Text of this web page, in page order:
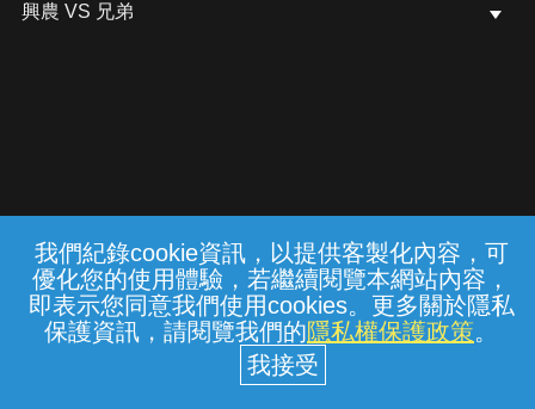
我們紀錄cookie資訊，以提供客製化內容，可
優化您的使用體驗，若繼續閱覽本網站內容，
即表示您同意我們使用cookies。更多關於隱私
保護資訊，請閱覽我們的隱私權保護政策。
興農 VS 兄弟
常見問題 線上客服 服務條款 隱私權保護
中華電信股份有限公司個人家庭分公司
(統一編號：96979949) © 2026
{{notifyMsg}}